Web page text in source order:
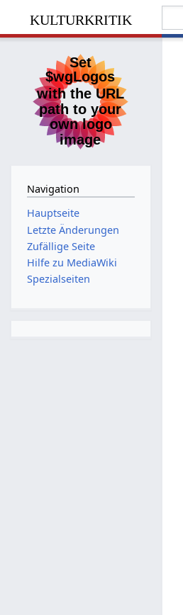
kulturkritik
Navigation
Hauptseite
Letzte Änderungen
Zufällige Seite
Hilfe zu MediaWiki
Spezialseiten